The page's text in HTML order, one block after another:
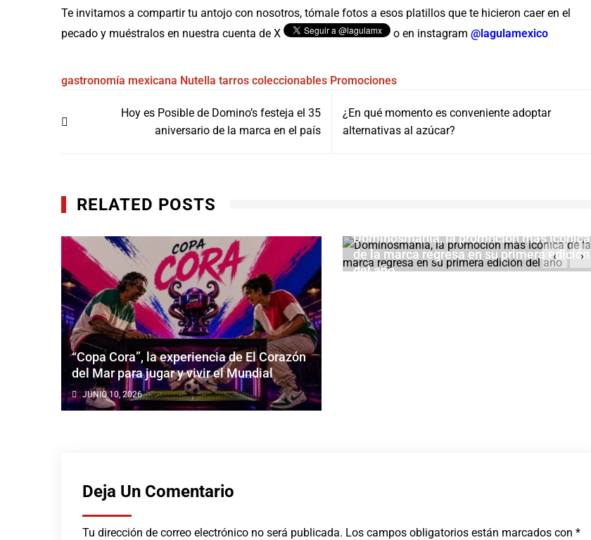
Te invitamos a compartir tu antojo con nosotros, tómale fotos a esos platillos que te hicieron caer en el
pecado y muéstralos en nuestra cuenta de X
o en instagram @lagulamexico
gastronomía mexicana Nutella tarros coleccionables Promociones
Navegación
de
Hoy es Posible de Domino’s festeja el 35
aniversario de la marca en el país
¿En qué momento es conveniente adoptar
alternativas al azúcar?
RELATED POSTS
“Copa Cora”, la experiencia de El Corazón
del Mar para jugar y vivir el Mundial
JUNIO 10, 2026
Dominosmanía, la promoción más icónica
de la marca regresa en su primera edición
del año
‹ ›
Deja Un Comentario
Tu dirección de correo electrónico no será publicada. Los campos obligatorios están marcados con *